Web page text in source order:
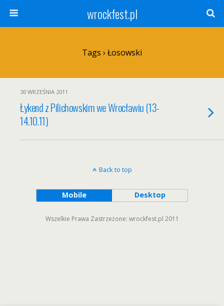
wrockfest.pl
Tags › Łosowski
30 WRZEŚNIA 2011
Łykend z Pilichowskim we Wrocławiu (13-
14.10.11)
Back to top
Mobile Desktop
Wszelkie Prawa Zastrzeżone: wrockfest.pl 2011